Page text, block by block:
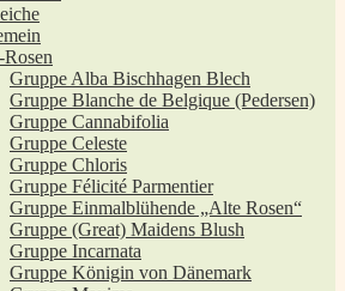
Gruppe Alba Bischhagen Blech
Gruppe Blanche de Belgique (Pedersen)
Gruppe Cannabifolia
Gruppe Celeste
Gruppe Chloris
Gruppe Félicité Parmentier
Gruppe Einmalblühende „Alte Rosen“
Gruppe (Great) Maidens Blush
Gruppe Incarnata
Gruppe Königin von Dänemark